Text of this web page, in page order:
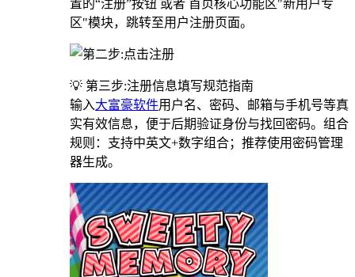
置的“注册”按钮 或者 首页核心功能区"新用户专
区"模块，跳转至用户注册页面。
💡 第三步:注册信息填写规范指南
输入大富豪软件用户名、密码、邮箱与手机号等真
实有效信息，便于后期验证身份与找回密码。组合
规则：支持中英文+数字组合；推荐使用密码管理
器生成。